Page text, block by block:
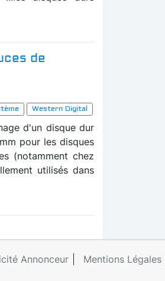
de
Western Digital
d'un disque dur
pour les disques
(notamment chez
utilisés dans
Annonceur Mentions Légales